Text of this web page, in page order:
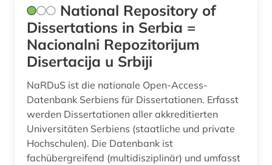
National Repository of
Dissertations in Serbia =
Nacionalni Repozitorijum
Disertacija u Srbiji
NaRDuS ist die nationale Open-Access-
Datenbank Serbiens für Dissertationen. Erfasst
werden Dissertationen aller akkreditierten
Universitäten Serbiens (staatliche und private
Hochschulen). Die Datenbank ist
fachübergreifend (multidisziplinär) und umfasst